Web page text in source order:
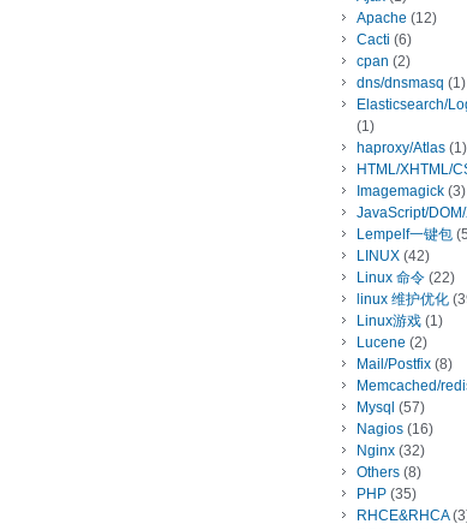
Apache (12)
Cacti (6)
cpan (2)
dns/dnsmasq (1)
Elasticsearch/
(1)
haproxy/Atlas (1)
HTML/XHTML/
Imagemagick (3)
JavaScript/
Lempelf一键包
LINUX (42)
Linux 命令 (22)
linux 维护优化
Linux游戏 (1)
Lucene (2)
Mail/Postfix (8)
Memcached/
Mysql (57)
Nagios (16)
Nginx (32)
Others (8)
PHP (35)
RHCE&RHCA